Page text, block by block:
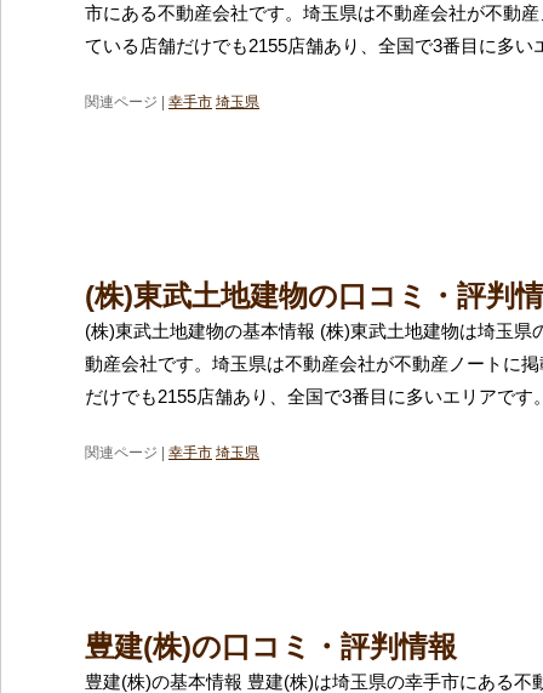
市にある不動産会社です。埼玉県は不動産会社が不動
ている店舗だけでも2155店舗あり、全国で3番目に多い
関連ページ | 幸手市 埼玉県
(株)東武土地建物の口コミ・評判
(株)東武土地建物の基本情報 (株)東武土地建物は埼玉県
動産会社です。埼玉県は不動産会社が不動産ノートに
だけでも2155店舗あり、全国で3番目に多いエリアです
関連ページ | 幸手市 埼玉県
豊建(株)の口コミ・評判情報
豊建(株)の基本情報 豊建(株)は埼玉県の幸手市にある不